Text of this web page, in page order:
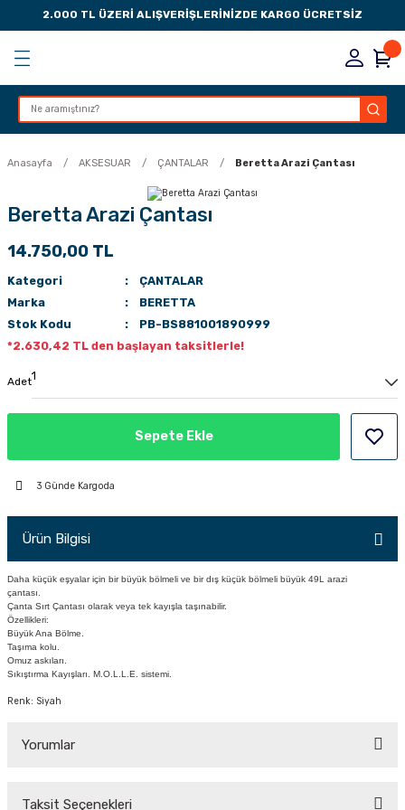
2.000 TL ÜZERİ ALIŞVERİŞLERİNİZDE KARGO ÜCRETSİZ
Geri Dön
Geri Dön
Geri Dön
Geri Dön
MANDALI
Anasayfa AKSESUAR ÇANTALAR Beretta Arazi Çantası
Beretta Arazi Çantası
14.750,00 TL
Kategori
ÇANTALAR
Marka
BERETTA
Stok Kodu
PB-BS881001890999
*2.630,42 TL den başlayan taksitlerle!
Adet
Sepete Ekle
3 Günde Kargoda
Ürün Bilgisi
Daha küçük eşyalar için bir büyük bölmeli ve bir dış küçük bölmeli büyük 49L arazi
çantası.
Çanta Sırt Çantası olarak veya tek kayışla taşınabilir.
Özellikleri:
Büyük Ana Bölme.
Taşıma kolu.
Omuz askıları.
Sıkıştırma Kayışları. M.O.L.L.E. sistemi.
Renk: Siyah
Yorumlar
Taksit Seçenekleri